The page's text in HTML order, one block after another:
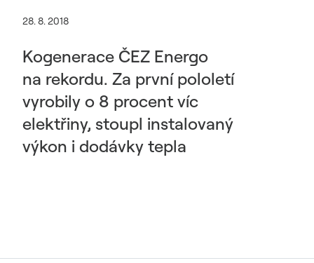
28. 8. 2018
Kogenerace ČEZ Energo
na rekordu. Za první pololetí
vyrobily o 8 procent víc
elektřiny, stoupl instalovaný
výkon i dodávky tepla